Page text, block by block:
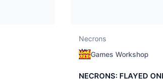
Necrons
Games Workshop
NECRONS: FLAYED